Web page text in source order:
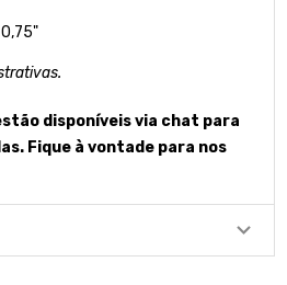
disponíveis via chat para
Fique à vontade para nos